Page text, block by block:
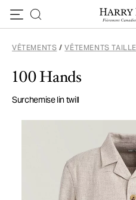
VÊTEMENTS / VÊTEMENTS
100 Hands
Surchemise lin twill